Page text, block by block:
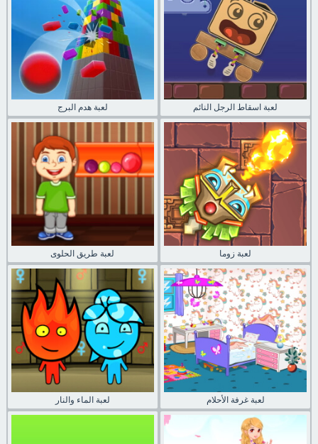
لعبة هدم البرج لعبة اسقاط الرجل النائم
لعبة طريق الحلوى لعبة زوما
لعبة الماء والنار لعبة غرفة الأحلام